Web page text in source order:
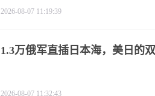
2026-08-07 11:19:39
1.3万俄军直插日本海，美日的
2026-08-07 11:32:43